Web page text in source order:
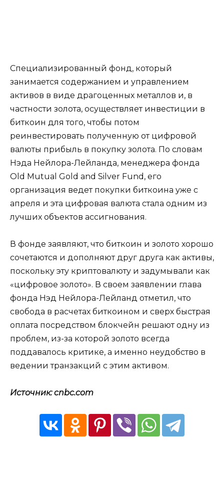
Специализированный фонд, который
занимается содержанием и управлением
активов в виде драгоценных металлов и, в
частности золота, осуществляет инвестиции в
биткоин для того, чтобы потом
реинвестировать полученную от цифровой
валюты прибыль в покупку золота. По словам
Нэда Нейлора-Лейланда, менеджера фонда
Old Mutual Gold and Silver Fund, его
организация ведет покупки биткоина уже с
апреля и эта цифровая валюта стала одним из
лучших объектов ассигнования.
В фонде заявляют, что биткоин и золото хорошо
сочетаются и дополняют друг друга как активы,
поскольку эту криптовалюту и задумывали как
«цифровое золото». В своем заявлении глава
фонда Нэд Нейлора-Лейланд отметил, что
свобода в расчетах биткоином и сверх быстрая
оплата посредством блокчейн решают одну из
проблем, из-за которой золото всегда
поддавалось критике, а именно неудобство в
ведении транзакций с этим активом.
Источник: cnbc.com